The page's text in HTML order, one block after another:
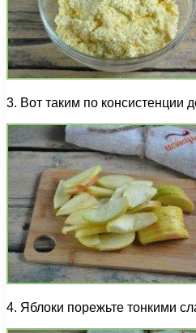
3. Вот таким по консистенции
4. Яблоки порежьте тонкими